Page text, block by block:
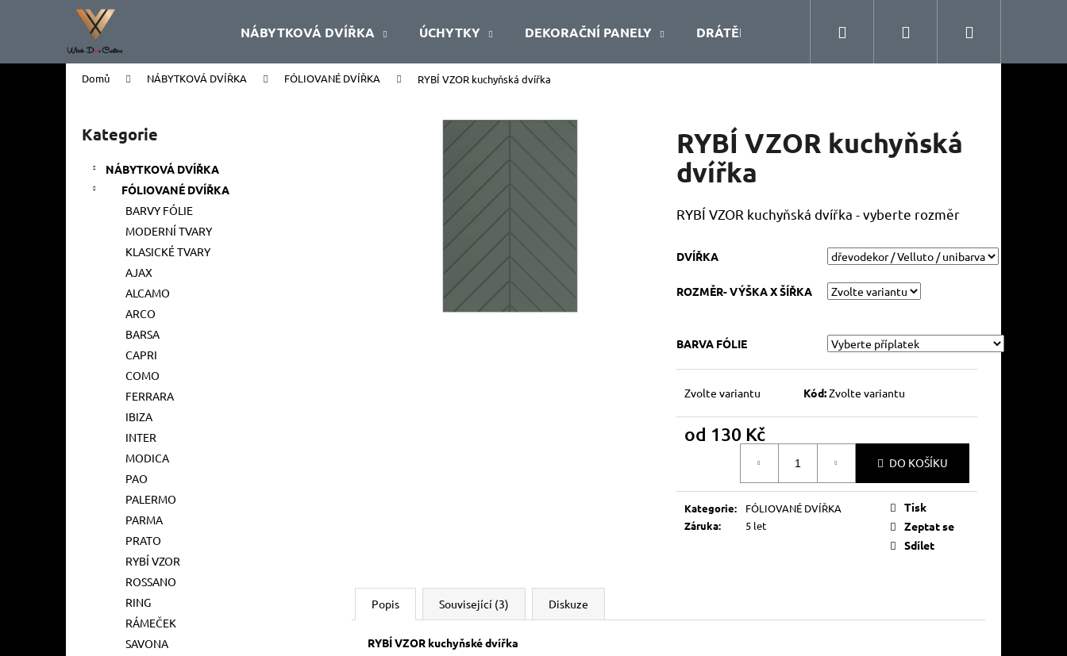
NÁBYTKOVÁ DVÍŘKA ÚCHYTKY DEKORAČNÍ PANELY DRÁTĚNÝ PROGRAM KUCHYŇSKÉ DOPLŇKY
Přihlášení
Domů NÁBYTKOVÁ DVÍŘKA FÓLIOVANÉ DVÍŘKA RYBÍ VZOR kuchyňská dvířka
Přeskočit
kategorie
Kategorie
NÁBYTKOVÁ DVÍŘKA
FÓLIOVANÉ DVÍŘKA
BARVY FÓLIE
MODERNÍ TVARY
KLASICKÉ TVARY
AJAX
ALCAMO
ARCO
BARSA
CAPRI
COMO
FERRARA
IBIZA
INTER
MODICA
PAO
PALERMO
PARMA
PRATO
RYBÍ VZOR
ROSSANO
RING
RÁMEČEK
SAVONA
RYBÍ VZOR kuchyňská
dvířka
RYBÍ VZOR kuchyňská dvířka - vyberte rozměr
DVÍŘKA
ROZMĚR- VÝŠKA X ŠÍŘKA
BARVA FÓLIE
Zvolte variantu Kód:Zvolte variantu
od 130 Kč
DO KOŠÍKU
Kategorie:
FÓLIOVANÉ DVÍŘKA
Záruka: 5 let
Tisk
Zeptat se
Sdílet
Popis Související (3) Diskuze
RYBÍ VZOR kuchyňské dvířka
í
do
do
Co potřebujete najít?
Doporučujeme